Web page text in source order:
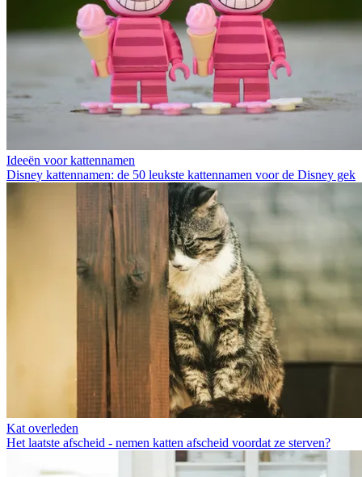
Ideeën voor kattennamen
Disney kattennamen: de 50 leukste kattennamen voor de Disney gek
Kat overleden
Het laatste afscheid - nemen katten afscheid voordat ze sterven?